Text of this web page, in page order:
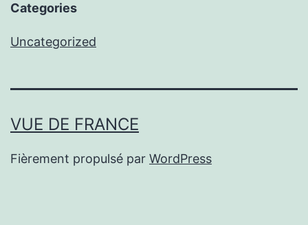
Categories
Uncategorized
VUE DE FRANCE
Fièrement propulsé par WordPress